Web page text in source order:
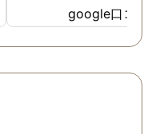
のが、スゴく早く問題を
決していただき、大変助
りました。 次回も是非
しろ最初の相談の段階が
google口コミ